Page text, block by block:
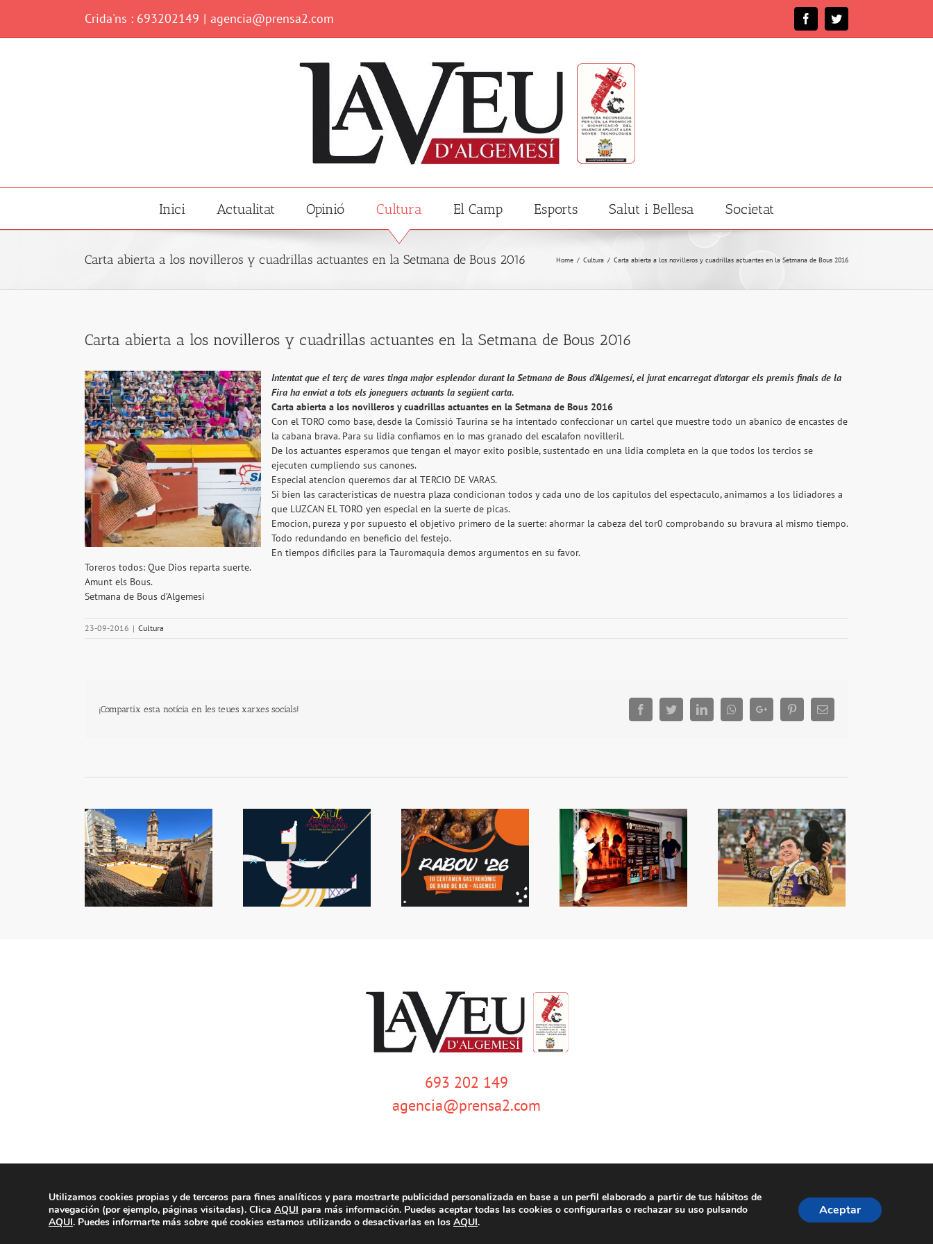
content
Crida'ns : 693202149 | agencia@prensa2.com FacebookTwitter
Inici Actualitat Opinió Cultura El Camp Esports Salut i Bellesa Societat
Carta abierta a los novilleros y cuadrillas actuantes en la Setmana de Bous 2016 Home / Cultura / Carta abierta a los novilleros y cuadrillas actuantes en la Setmana de Bous 2016
Carta abierta a los novilleros y cuadrillas actuantes en la Setmana de Bous 2016
Intentat que el terç de vares tinga major esplendor durant la Setmana de Bous d’Algemesí, el jurat encarregat d’atorgar els premis finals de la
Fira ha enviat a tots els joneguers actuants la següent carta.
Carta abierta a los novilleros y cuadrillas actuantes en la Setmana de Bous 2016
Con el TORO como base, desde la Comissió Taurina se ha intentado confeccionar un cartel que muestre todo un abanico de encastes de
la cabana brava. Para su lidia confiamos en lo mas granado del escalafon novilleril.
De los actuantes esperamos que tengan el mayor exito posible, sustentado en una lidia completa en la que todos los tercios se
ejecuten cumpliendo sus canones.
Especial atencion queremos dar al TERCIO DE VARAS.
Si bien las caracteristicas de nuestra plaza condicionan todos y cada uno de los capitulos del espectaculo, animamos a los lidiadores a
que LUZCAN EL TORO yen especial en la suerte de picas.
Emocion, pureza y por supuesto el objetivo primero de la suerte: ahormar la cabeza del tor0 comprobando su bravura al mismo tiempo.
Todo redundando en beneficio del festejo.
En tiempos dificiles para la Tauromaquia demos argumentos en su favor.
Toreros todos: Que Dios reparta suerte.
Amunt els Bous.
Setmana de Bous d’Algemesi
23-09-2016 | Cultura
¡Compartix esta notícia en les teues xarxes socials! FacebookTwitterLinkedInWhatsappGoogle+ PinterestEmail
Festes de la Mare de Déu
de la Salut
El Rabou tornarà a
Algemesí
Presentada la Setmana
de Bous
La capacitat de Nek
sorprén a València
693 202 149
agencia@prensa2.com
© Copyright 2020 | La Veu d'Algemesí | Tots els drets reservats |Aviso legal|Política de privacidad|Política de cookies| Dissenyat pertecniwebs
Facebook
Utilizamos cookies propias y de terceros para fines analíticos y para mostrarte publicidad personalizada en base a un perfil elaborado a partir de tus hábitos de
navegación (por ejemplo, páginas visitadas). Clica AQUI para más información. Puedes aceptar todas las cookies o configurarlas o rechazar su uso pulsando
AQUI. Puedes informarte más sobre qué cookies estamos utilizando o desactivarlas en los AQUI.
Aceptar